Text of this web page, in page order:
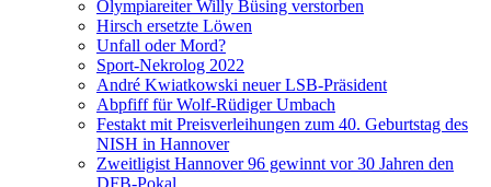
Olympiareiter Willy Büsing verstorben
Hirsch ersetzte Löwen
Unfall oder Mord?
Sport-Nekrolog 2022
André Kwiatkowski neuer LSB-Präsident
Abpfiff für Wolf-Rüdiger Umbach
Festakt mit Preisverleihungen zum 40. Geburtstag des
NISH in Hannover
Zweitligist Hannover 96 gewinnt vor 30 Jahren den
DFB-Pokal